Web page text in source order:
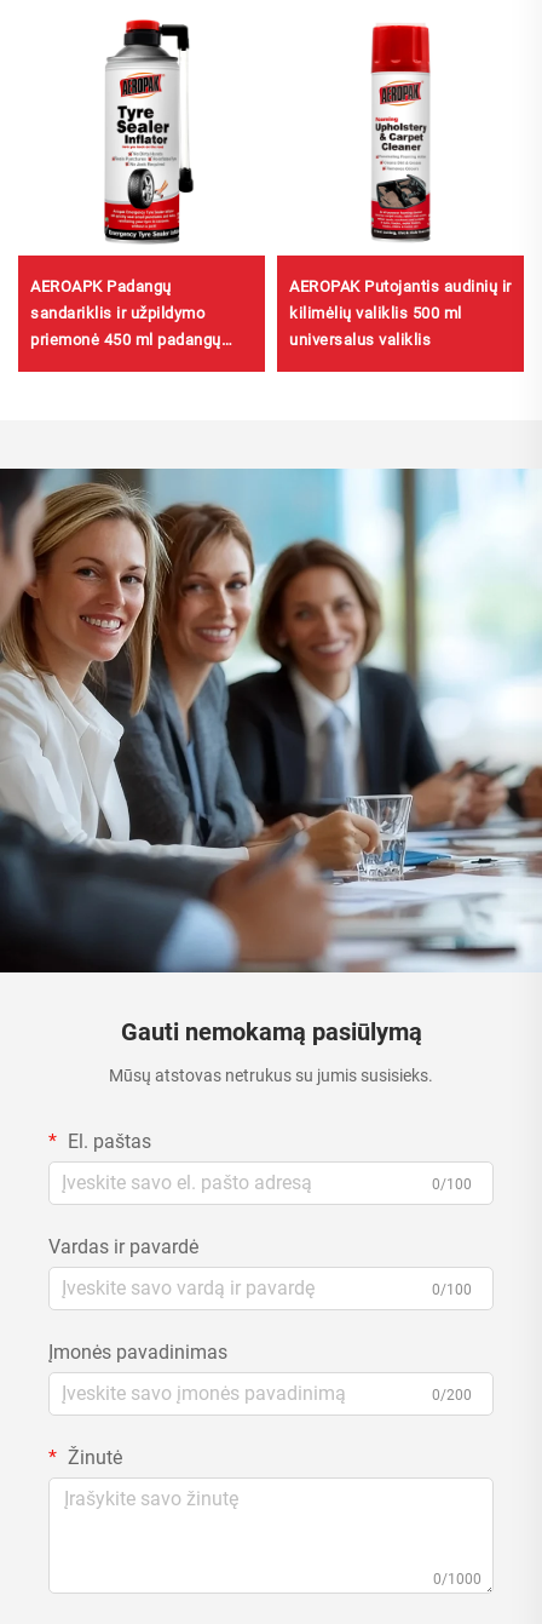
AEROAPK Padangų
sandariklis ir užpildymo
priemonė 450 ml padangų
AEROPAK Putojantis audinių ir
kilimėlių valiklis 500 ml
universalus valiklis
Gauti nemokamą pasiūlymą
Mūsų atstovas netrukus su jumis susisieks.
El. paštas
0/100
Vardas ir pavardė
0/100
Įmonės pavadinimas
0/200
Žinutė
0/1000